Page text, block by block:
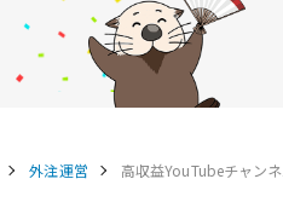
外注運営 高収益YouTubeチャン